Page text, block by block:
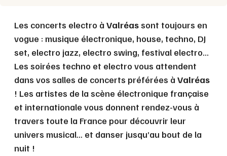
Les concerts electro à Valréassont toujours en
vogue : musique électronique, house, techno, DJ
set, electro jazz, electro swing, festival electro...
Les soirées techno et electro vous attendent
dans vos salles de concerts préférées à Valréas
! Les artistes de la scène électronique française
et internationale vous donnent rendez-vous à
travers toute la France pour découvrir leur
univers musical… et danser jusqu’au bout de la
nuit !